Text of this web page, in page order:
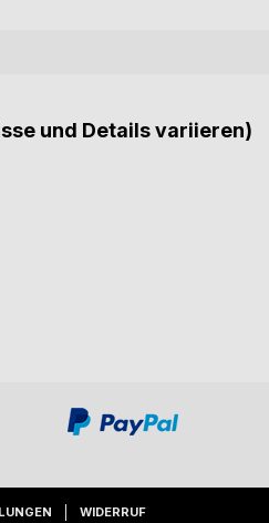
und Details variieren)
WIDERRUF